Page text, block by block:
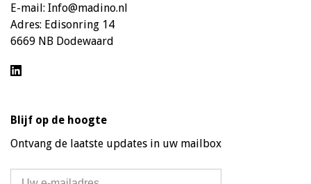
E-mail: Info@madino.nl
Adres: Edisonring 14
6669 NB Dodewaard
Blijf op de hoogte
Ontvang de laatste updates in uw mailbox